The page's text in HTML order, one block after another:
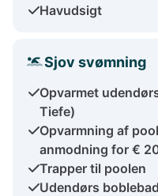
Havudsigt
Sjov svømning
Opvarmet
Tiefe)
Opvarmning af
anmodning for €
Trapper til poolen
Udendørs boblebad